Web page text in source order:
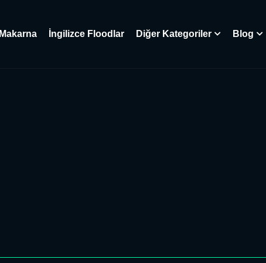
Makarna İngilizce Floodlar Diğer Kategoriler Blog